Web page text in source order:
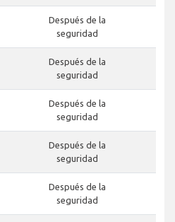
Después de la
seguridad
Después de la
seguridad
Después de la
seguridad
Después de la
seguridad
Después de la
seguridad